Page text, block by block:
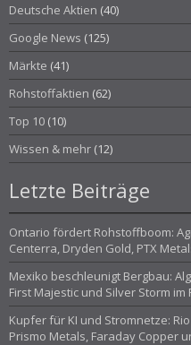
Deutsche Aktien (40)
Google News (125)
Märkte (41)
Rohstoffaktien (62)
Top 10 (10)
Wissen & mehr (12)
Letzte Beiträge
Ontario fördert Rohstoffboom:
Centerra, Dryden Gold, PTX
Mexiko beschleunigt Bergbau:
First Majestic und Silver Storm im
Kupfer für KI und Stromnetze:
Prismo Metals, Faraday Copper